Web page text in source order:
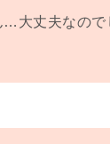
大丈夫なので